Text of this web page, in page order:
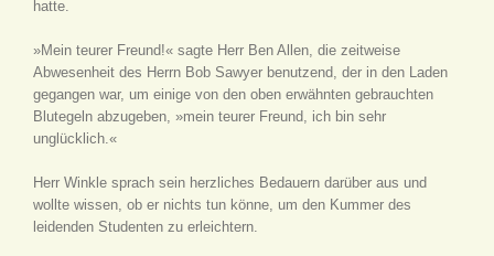
hatte.
»Mein teurer Freund!« sagte Herr Ben Allen, die zeitweise
Abwesenheit des Herrn Bob Sawyer benutzend, der in den Laden
gegangen war, um einige von den oben erwähnten gebrauchten
Blutegeln abzugeben, »mein teurer Freund, ich bin sehr
unglücklich.«
Herr Winkle sprach sein herzliches Bedauern darüber aus und
wollte wissen, ob er nichts tun könne, um den Kummer des
leidenden Studenten zu erleichtern.